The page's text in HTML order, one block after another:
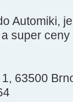
Automiki,
super
63500